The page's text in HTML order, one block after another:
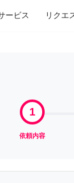
ービス リクエ
家事 引っ越し
1
依頼内容